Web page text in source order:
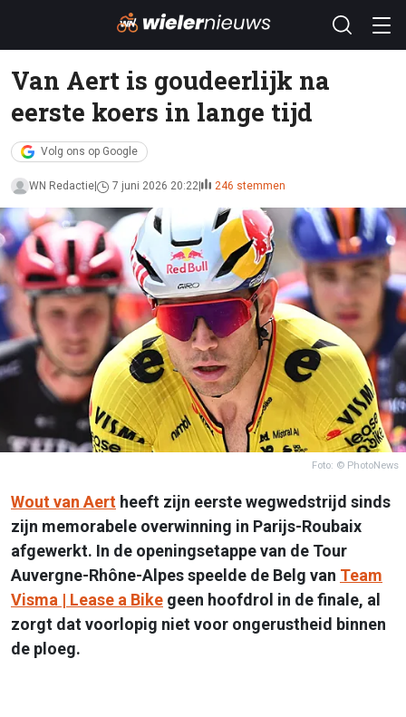
Van Aert is goudeerlijk na
eerste koers in lange tijd
Volg ons op Google
WN Redactie 7 juni 2026 20:22 246 stemmen
Foto: © PhotoNews
Wout van Aert heeft zijn eerste wegwedstrijd sinds
zijn memorabele overwinning in Parijs-Roubaix
afgewerkt. In de openingsetappe van de Tour
Auvergne-Rhône-Alpes speelde de Belg van Team
Visma | Lease a Bike geen hoofdrol in de finale, al
zorgt dat voorlopig niet voor ongerustheid binnen
de ploeg.